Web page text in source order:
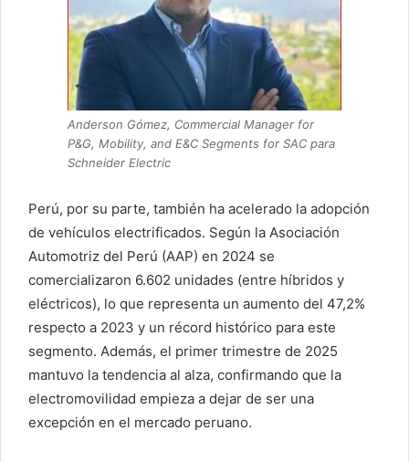
Anderson Gómez, Commercial Manager for
P&G, Mobility, and E&C Segments for SAC para
Schneider Electric
Perú, por su parte, también ha acelerado la adopción
de vehículos electrificados. Según la Asociación
Automotriz del Perú (AAP) en 2024 se
comercializaron 6.602 unidades (entre híbridos y
eléctricos), lo que representa un aumento del 47,2%
respecto a 2023 y un récord histórico para este
segmento. Además, el primer trimestre de 2025
mantuvo la tendencia al alza, confirmando que la
electromovilidad empieza a dejar de ser una
excepción en el mercado peruano.